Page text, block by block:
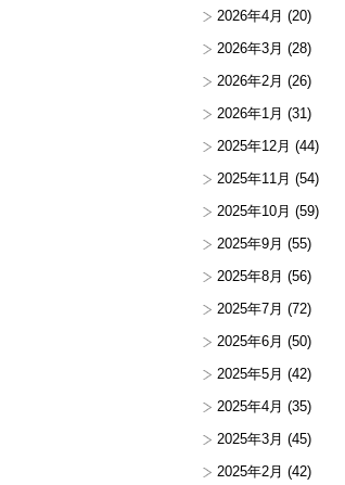
2026年4月 (20)
2026年3月 (28)
2026年2月 (26)
2026年1月 (31)
2025年12月 (44)
2025年11月 (54)
2025年10月 (59)
2025年9月 (55)
2025年8月 (56)
2025年7月 (72)
2025年6月 (50)
2025年5月 (42)
2025年4月 (35)
2025年3月 (45)
2025年2月 (42)